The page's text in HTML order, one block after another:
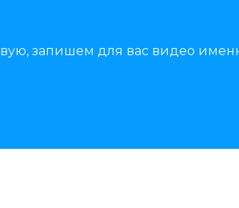
запишем для вас видео